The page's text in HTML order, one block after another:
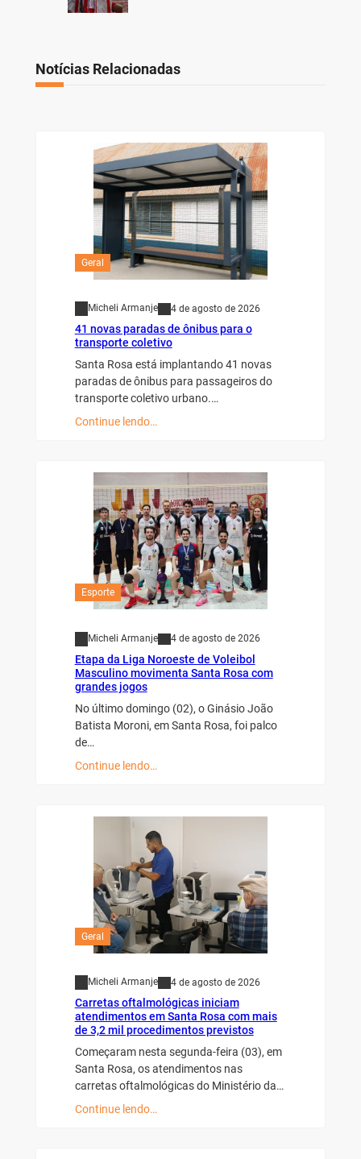
Notícias Relacionadas
Geral
Micheli Armanje 4 de agosto de 2026
41 novas paradas de ônibus para o
transporte coletivo
Santa Rosa está implantando 41 novas
paradas de ônibus para passageiros do
transporte coletivo urbano.…
Continue lendo…
Esporte
Micheli Armanje 4 de agosto de 2026
Etapa da Liga Noroeste de Voleibol
Masculino movimenta Santa Rosa com
grandes jogos
No último domingo (02), o Ginásio João
Batista Moroni, em Santa Rosa, foi palco
de…
Continue lendo…
Geral
Micheli Armanje 4 de agosto de 2026
Carretas oftalmológicas iniciam
atendimentos em Santa Rosa com mais
de 3,2 mil procedimentos previstos
Começaram nesta segunda-feira (03), em
Santa Rosa, os atendimentos nas
carretas oftalmológicas do Ministério da…
Continue lendo…